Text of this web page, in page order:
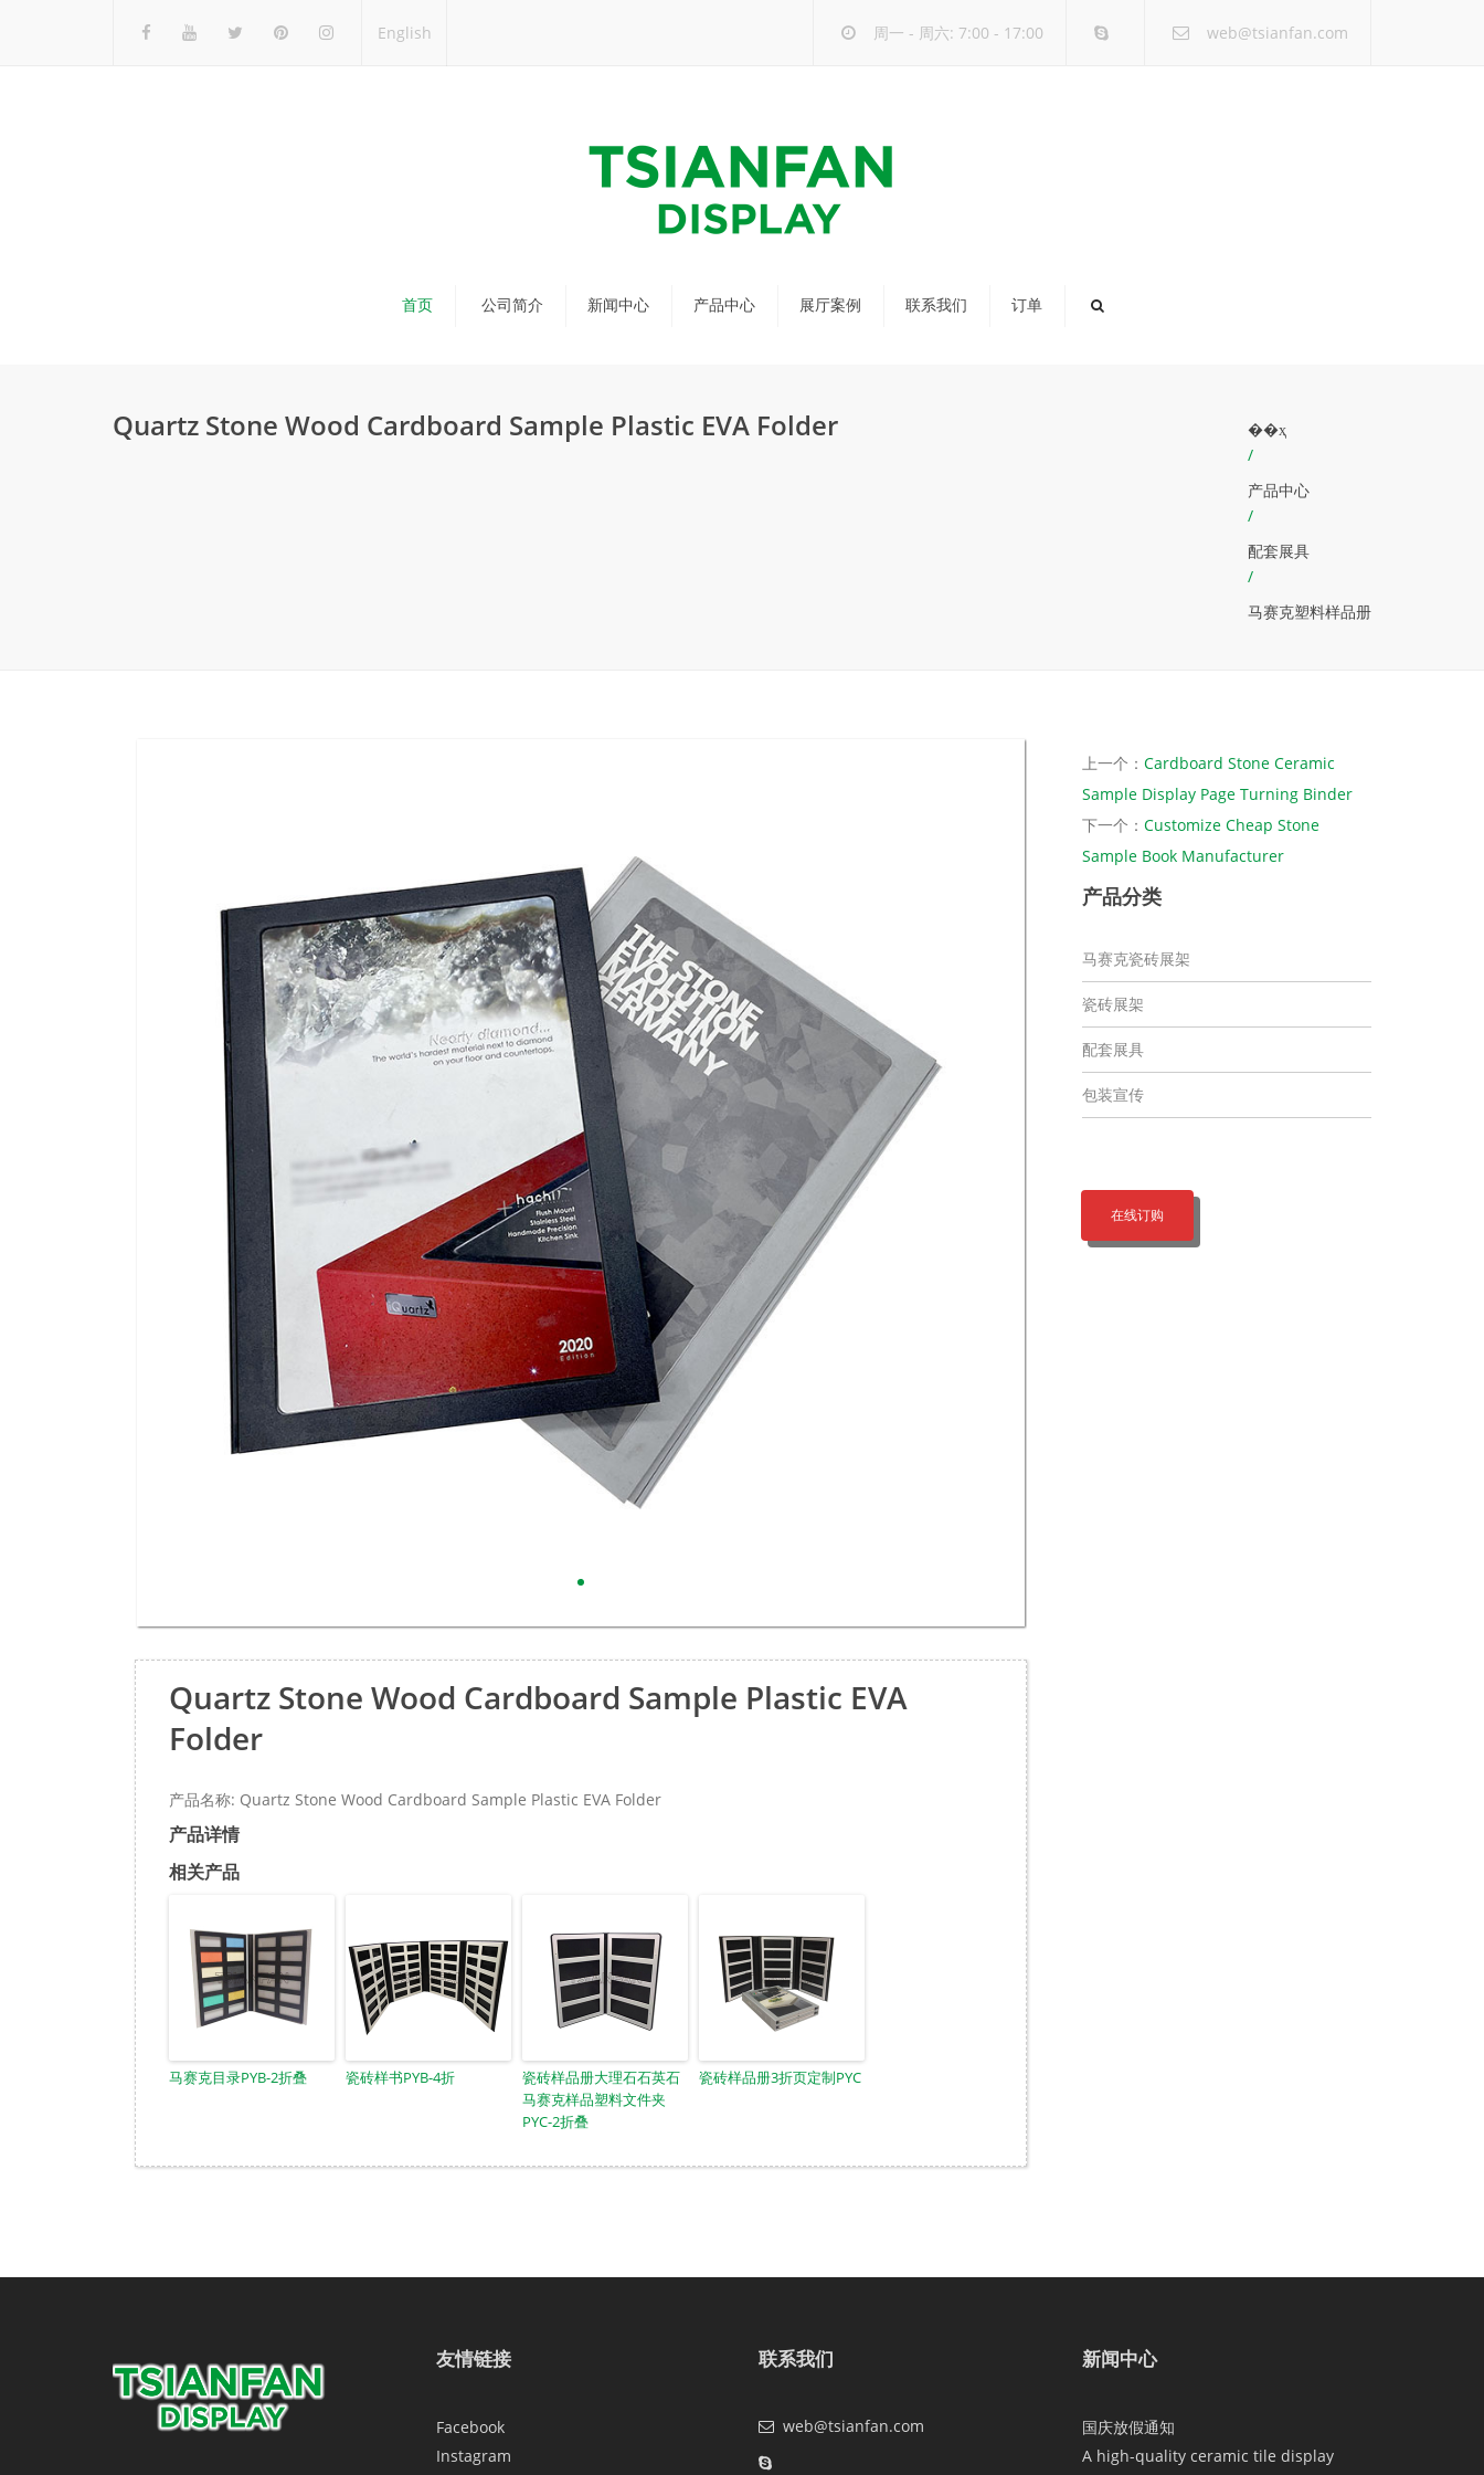
English 周一 - 周六: 7:00 - 17:00 web@tsianfan.com
首页 公司简介 新闻中心
行业新闻
产品中心
瓷砖展架
展厅案例 联系我们 订单
Quartz Stone Wood Cardboard Sample Plastic EVA Folder
��ҳ
/
产品中心
/
配套展具
/
马赛克塑料样品册
Quartz Stone Wood Cardboard Sample Plastic EVA
Folder
产品名称: Quartz Stone Wood Cardboard Sample Plastic EVA Folder
产品详情
相关产品
马赛克目录PYB-2折叠 瓷砖样书PYB-4折
瓷砖样品册大理石石英石
马赛克样品塑料文件夹
PYC-2折叠
瓷砖样品册3折页定制PYC
上一个： Cardboard Stone Ceramic
Sample Display Page Turning Binder
下一个： Customize Cheap Stone
Sample Book Manufacturer
产品分类
马赛克瓷砖展架
瓷砖展架
配套展具
包装宣传
在线订购
友情链接
Facebook
Instagram
联系我们
web@tsianfan.com
新闻中心
国庆放假通知
A high-quality ceramic tile display